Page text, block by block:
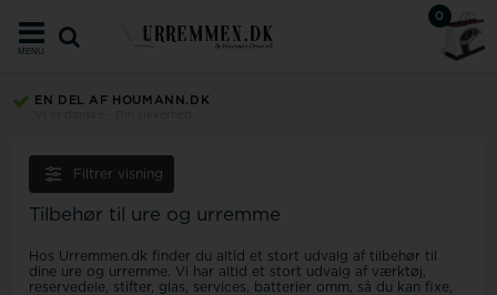
0
MENU
EN DEL AF HOUMANN.DK
Filtrer visning
Tilbehør til ure og urremme
Hos Urremmen.dk finder du altid et stort udvalg af tilbehør til
dine ure og urremme. Vi har altid et stort udvalg af værktøj,
reservedele, stifter, glas, services, batterier omm, så du kan fixe,